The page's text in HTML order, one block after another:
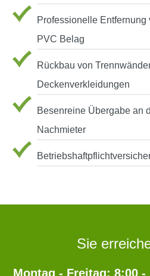
Professionelle Entfernung
PVC Belag
Rückbau von
Deckenverkleidungen
Besenreine Übergabe an
Nachmieter
Sie
Montag - Freitag: 8:00 -